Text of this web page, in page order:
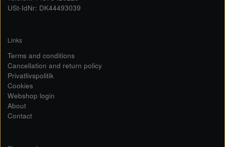
USt-IdNr: DK44493039
Links
Terms and conditions
Cancellation and return policy
Privatlivspolitik
Cookies
Webshop login
About
Contact